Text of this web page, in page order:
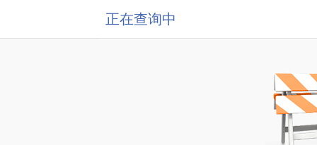
正在查询中